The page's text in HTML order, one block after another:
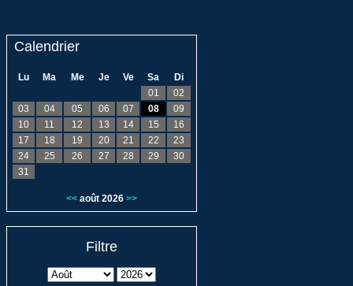
Calendrier
Lu Ma Me Je Ve Sa
Di
01
02
03
04 05 06 07 08
09
10
11 12 13 14 15
16
17
18 19 20 21 22
23
24
25 26 27 28 29
30
31
<< août 2026 >>
Filtre